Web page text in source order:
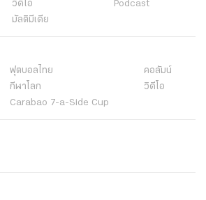
ทั่วไทย
นโยบายรัฐ
ต่างประเทศ